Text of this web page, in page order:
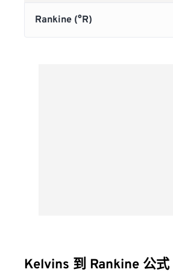
Kelvins 到 Rankine 公式